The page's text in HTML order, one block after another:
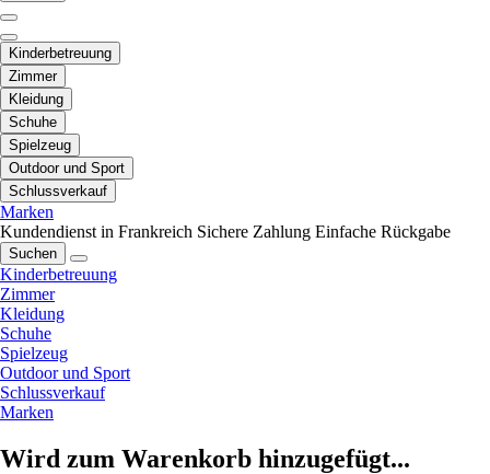
Kinderbetreuung
Zimmer
Kleidung
Schuhe
Spielzeug
Outdoor und Sport
Schlussverkauf
Marken
Kundendienst in Frankreich Sichere Zahlung Einfache Rückgabe
Suchen
Kinderbetreuung
Zimmer
Kleidung
Schuhe
Spielzeug
Outdoor und Sport
Schlussverkauf
Marken
Wird zum Warenkorb hinzugefügt...